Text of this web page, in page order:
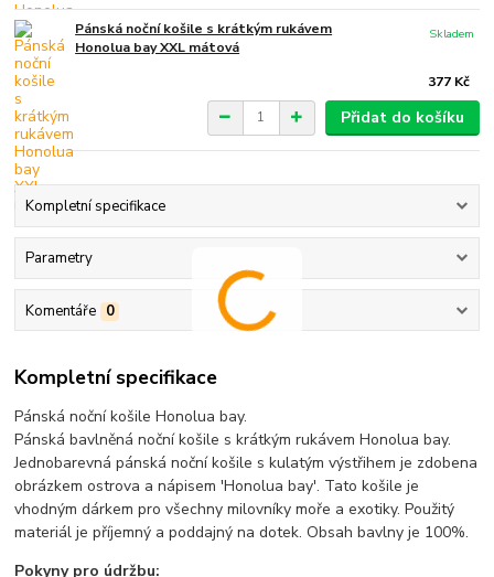
Pánská noční košile s krátkým rukávem
Honolua bay XXL mátová
377 Kč
Skladem
Přidat do košíku
Kompletní specifikace
Parametry
Komentáře 0
Kompletní specifikace
Pánská noční košile Honolua bay.
Pánská bavlněná noční košile s krátkým rukávem Honolua bay.
Jednobarevná pánská noční košile s kulatým výstřihem je zdobena
obrázkem ostrova a nápisem 'Honolua bay'. Tato košile je
vhodným dárkem pro všechny milovníky moře a exotiky. Použitý
materiál je příjemný a poddajný na dotek. Obsah bavlny je 100%.
Pokyny pro údržbu: